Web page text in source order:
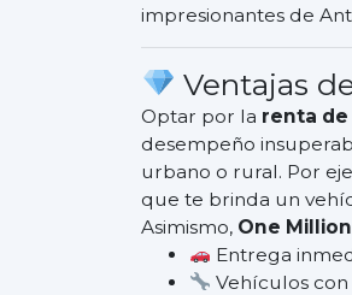
impresionantes de
Ventajas
Optar por la renta
desempeño
urbano o rural. Por
que te brinda un
Asimismo, One
Entrega
Vehículos